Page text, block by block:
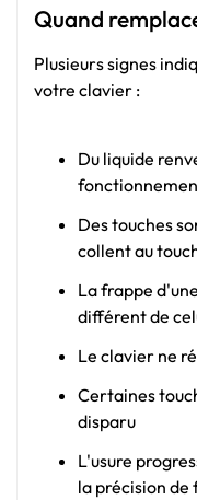
Quand
Plusieurs signes
votre clavier :
Du liquide
Des touches
collent au
La frappe
différent de
Le clavier ne
Certaines
disparu
L'usure
la précision de